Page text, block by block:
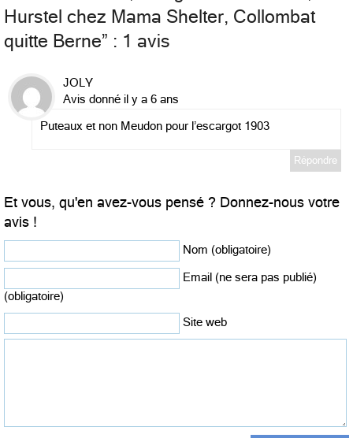
Hurstel chez Mama Shelter, Collombat
quitte Berne” : 1 avis
JOLY
Avis donné il y a 6 ans
Puteaux et non Meudon pour l’escargot 1903
Répondre
Et vous, qu'en avez-vous pensé ? Donnez-nous votre
avis !
Nom (obligatoire)
Email (ne sera pas publié)
(obligatoire)
Site web